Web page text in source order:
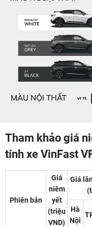
Tham khảo giá
tính xe VinFast
Phiên bản
Giá
niêm
yết
(triệu
VND)
Giá
Hà
Nội